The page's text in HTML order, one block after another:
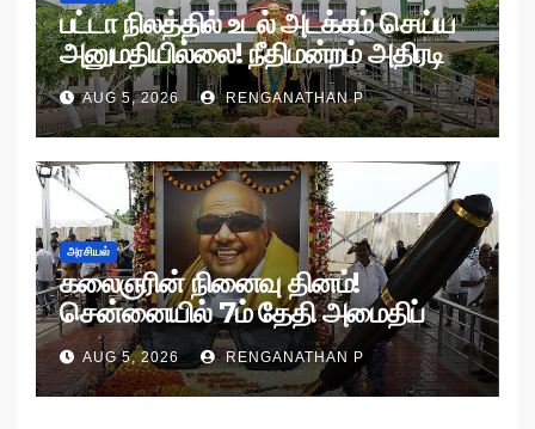
பட்டா நிலத்தில் உடல் அடக்கம் செய்ய
அனுமதியில்லை! நீதிமன்றம் அதிரடி
உத்தரவு!
AUG 5, 2026 RENGANATHAN P
அரசியல்
கலைஞரின் நினைவு தினம்!
சென்னையில் 7ம் தேதி அமைதிப்
பேரணி!
AUG 5, 2026 RENGANATHAN P